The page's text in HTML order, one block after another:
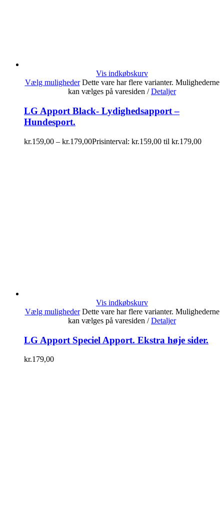
Vis indkøbskurv
Vælg muligheder Dette vare har flere varianter. Mulighederne
kan vælges på varesiden / Detaljer
LG Apport Black- Lydighedsapport –
Hundesport.
kr.159,00 – kr.179,00Prisinterval: kr.159,00 til kr.179,00
Vis indkøbskurv
Vælg muligheder Dette vare har flere varianter. Mulighederne
kan vælges på varesiden / Detaljer
LG Apport Speciel Apport. Ekstra høje sider.
kr.179,00